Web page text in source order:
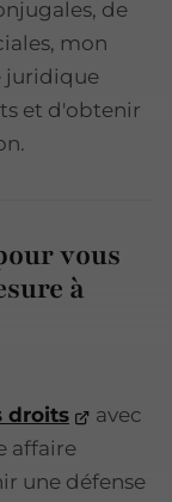
de
mon
juridique
et d'obtenir
vous
à
droits
avec
affaire
une défense